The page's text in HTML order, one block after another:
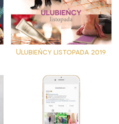
Ulubieńcy listopada 2019